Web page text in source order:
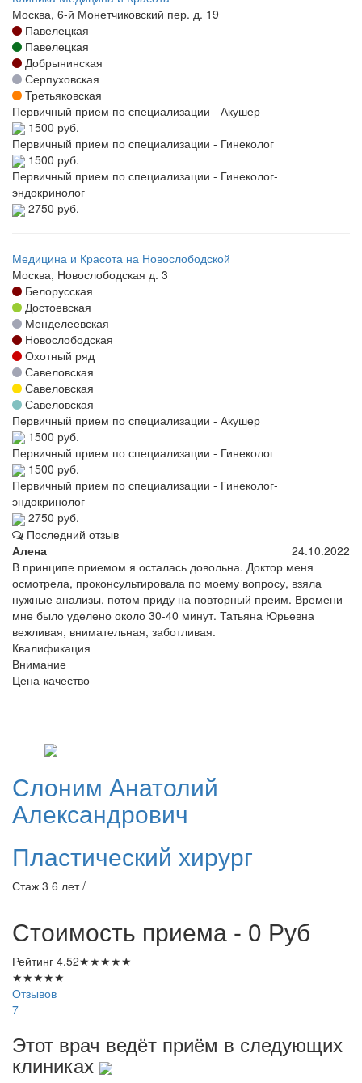
Москва, 6-й Монетчиковский пер. д. 19
Павелецкая
Павелецкая
Добрынинская
Серпуховская
Третьяковская
Первичный прием по специализации - Акушер
1500 руб.
Первичный прием по специализации - Гинеколог
1500 руб.
Первичный прием по специализации - Гинеколог-
эндокринолог
2750 руб.
Медицина и Красота на Новослободской
Москва, Новослободская д. 3
Белорусская
Достоевская
Менделеевская
Новослободская
Охотный ряд
Савеловская
Савеловская
Савеловская
Первичный прием по специализации - Акушер
1500 руб.
Первичный прием по специализации - Гинеколог
1500 руб.
Первичный прием по специализации - Гинеколог-
эндокринолог
2750 руб.
Последний отзыв
Алена
24.10.2022
В принципе приемом я осталась довольна. Доктор меня
осмотрела, проконсультировала по моему вопросу, взяла
нужные анализы, потом приду на повторный преим. Времени
мне было уделено около 30-40 минут. Татьяна Юрьевна
вежливая, внимательная, заботливая.
Квалификация
Внимание
Цена-качество
Слоним Анатолий
Александрович
Пластический хирург
Стаж 3 6 лет /
Стоимость приема - 0 Руб
Рейтинг 4.52★★★★★
★★★★★
Отзывов
7
Этот врач ведёт приём в следующих
клиниках